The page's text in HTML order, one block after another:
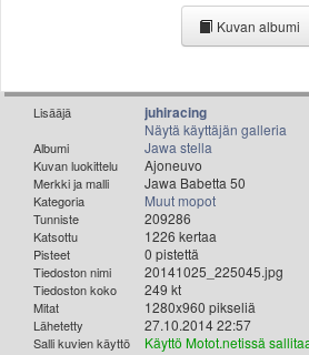
Oulun sää
Rovaniemen sää
MUUT
VIP-jäsenyys
Paidat ja vaatteet
Suunnittele oma paita
Mainostus
Palaute
Kevytversio
Kuvan albumi
Lisääjä juhiracing
Näytä käyttäjän galleria
Albumi Jawa stella
Kuvan luokittelu Ajoneuvo
Merkki ja malli Jawa Babetta 50
Kategoria Muut mopot
Tunniste 209286
Katsottu 1226 kertaa
Pisteet 0 pistettä
Tiedoston nimi 20141025_225045.jpg
Tiedoston koko 249 kt
Mitat 1280x960 pikseliä
Lähetetty 27.10.2014 22:57
Salli kuvien käyttö Käyttö Motot.netissä